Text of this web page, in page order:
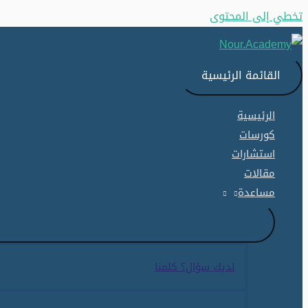
تخطي إلى المحتوى
القائمة الرئيسية
الرئيسية
كورسات
استشارات
مقالات
مساعدة
لديك سؤال؟ كلمنا